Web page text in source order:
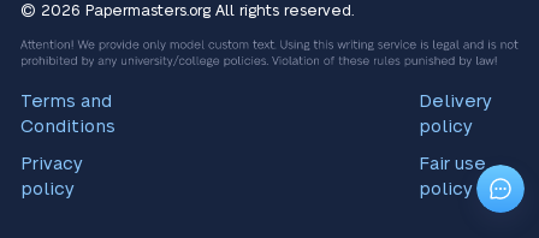
© 2026 Papermasters.org All rights reserved.
Terms and
Conditions
Privacy
policy
Delivery
policy
Fair use
policy